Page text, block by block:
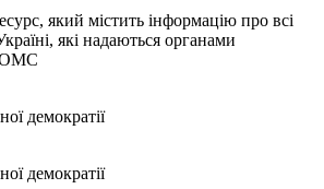
який містить інформацію про всі
які надаються органами
ОМС
демократії
демократії